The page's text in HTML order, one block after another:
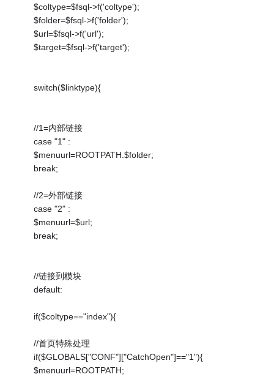
$coltype=$fsql->f('coltype');
$folder=$fsql->f('folder');
$url=$fsql->f('url');
$target=$fsql->f('target');
switch($linktype){
//1=内部链接
case "1" :
$menuurl=ROOTPATH.$folder;
break;
//2=外部链接
case "2" :
$menuurl=$url;
break;
//链接到模块
default:
if($coltype=="index"){
//首页特殊处理
if($GLOBALS["CONF"]["CatchOpen"]=="1"){
$menuurl=ROOTPATH;